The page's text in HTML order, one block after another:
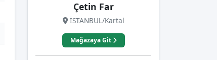
Çetin Far
İSTANBUL/Kartal
Mağazaya Git